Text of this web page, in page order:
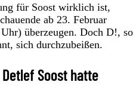
für Soost wirklich ist,
ab 23. Februar
überzeugen. Doch D!, so
sich durchzubeißen.
Soost hatte